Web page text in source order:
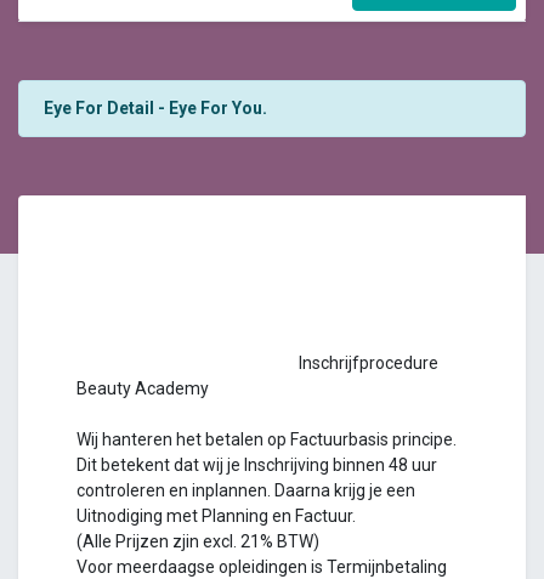
Eye For Detail - Eye For You.
Inschrijfprocedure
Beauty Academy
Wij hanteren het betalen op Factuurbasis principe.
Dit betekent dat wij je Inschrijving binnen 48 uur
controleren en inplannen. Daarna krijg je een
Uitnodiging met Planning en Factuur.
(Alle Prijzen zjin excl. 21% BTW)
Voor meerdaagse opleidingen is Termijnbetaling